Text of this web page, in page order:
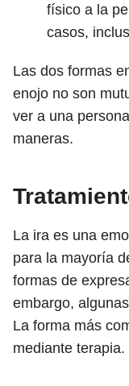
físico a la
casos,
Las dos formas
enojo no son
ver a una
maneras.
La ira es una
para la mayoría
formas de
embargo,
La forma más
mediante terapia.